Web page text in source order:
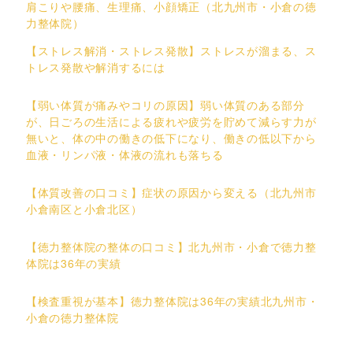
肩こりや腰痛、生理痛、小顔矯正（北九州市・小倉の徳
力整体院）
【ストレス解消・ストレス発散】ストレスが溜まる、ス
トレス発散や解消するには
【弱い体質が痛みやコリの原因】弱い体質のある部分
が、日ごろの生活による疲れや疲労を貯めて減らす力が
無いと、体の中の働きの低下になり、働きの低以下から
血液・リンパ液・体液の流れも落ちる
【体質改善の口コミ】症状の原因から変える（北九州市
小倉南区と小倉北区）
【徳力整体院の整体の口コミ】北九州市・小倉で徳力整
体院は36年の実績
【検査重視が基本】徳力整体院は36年の実績北九州市・
小倉の徳力整体院